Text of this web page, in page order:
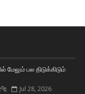
பல திடுக்கிடும்
Jul 28, 2026